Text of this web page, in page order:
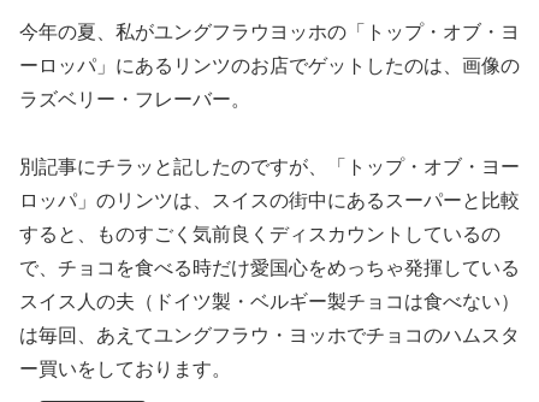
今年の夏、私がユングフラウヨッホの「トップ・オブ・ヨ
ーロッパ」にあるリンツのお店でゲットしたのは、画像の
ラズベリー・フレーバー。
別記事にチラッと記したのですが、「トップ・オブ・ヨー
ロッパ」のリンツは、スイスの街中にあるスーパーと比較
すると、ものすごく気前良くディスカウントしているの
で、チョコを食べる時だけ愛国心をめっちゃ発揮している
スイス人の夫（ドイツ製・ベルギー製チョコは食べない）
は毎回、あえてユングフラウ・ヨッホでチョコのハムスタ
ー買いをしております。